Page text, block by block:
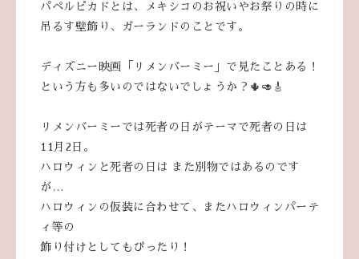
パペルピカドとは、メキシコのお祝いやお祭りの時に
吊るす壁飾り、ガーランドのことです。
ディズニー映画「リメンバーミー」で見たことある！
という方も多いのではないでしょうか？🌵🥑🎸
リメンバーミーでは死者の日がテーマで死者の日は
11月2日。
ハロウィンと死者の日は また別物ではあるのです
が…
ハロウィンの仮装に合わせて、またハロウィンパーテ
ィ等の
飾り付けとしてもぴったり！